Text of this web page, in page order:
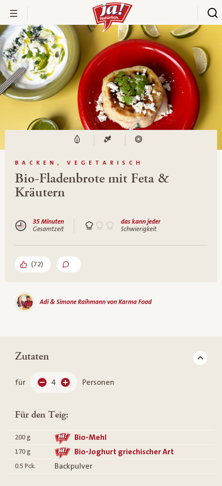
BACKEN, VEGETARISCH
Bio-Fladenbrote mit Feta &
Kräutern
35 Minuten
Gesamtzeit
das kann jeder
Schwierigkeit
(72)
Adi & Simone Raihmann von Karma Food
Zutaten
für 4 Personen
Für den Teig:
200 g Bio-Mehl
170 g Bio-Joghurt griechischer Art
0.5 Pck. Backpulver